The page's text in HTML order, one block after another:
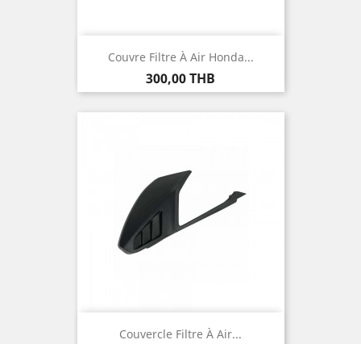
Couvre Filtre À Air Honda...
Prix
300,00 THB
Couvercle Filtre À Air...